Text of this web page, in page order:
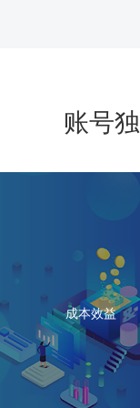
账号
成本效益